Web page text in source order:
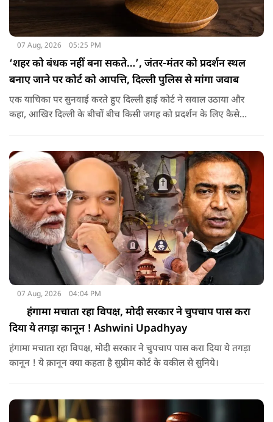
07 Aug, 2026 05:25 PM
‘शहर को बंधक नहीं बना सकते…’, जंतर-मंतर को प्रदर्शन स्थल
बनाए जाने पर कोर्ट को आपत्ति, दिल्ली पुलिस से मांगा जवाब
एक याचिका पर सुनवाई करते हुए दिल्ली हाई कोर्ट ने सवाल उठाया और
कहा, आखिर दिल्ली के बीचों बीच किसी जगह को प्रदर्शन के लिए कैसे
07 Aug, 2026 04:04 PM
हंगामा मचाता रहा विपक्ष, मोदी सरकार ने चुपचाप पास करा
दिया ये तगड़ा कानून ! Ashwini Upadhyay
हंगामा मचाता रहा विपक्ष, मोदी सरकार ने चुपचाप पास करा दिया ये तगड़ा
कानून ! ये क़ानून क्या कहता है सुप्रीम कोर्ट के वकील से सुनिये।